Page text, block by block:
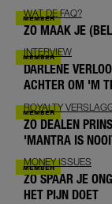
WAT DE FAQ?
ZO MAAK JE
INTERVIEW
DARLENE
ACHTER OM 'M
ROYALTY
ZO DEALEN
'MANTRA IS
MONEY ISSUES
ZO SPAAR JE
HET PIJN DOET